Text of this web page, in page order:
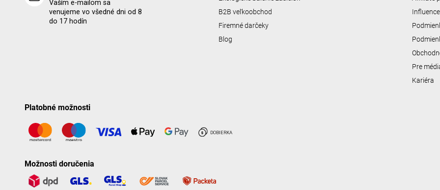
Vaším e-mailom sa
venujeme vo všedné dni od 8
do 17 hodín
B2B veľkoobchod
Firemné darčeky
Blog
Pre
Kariéra
Platobné možnosti
Možnosti doručenia